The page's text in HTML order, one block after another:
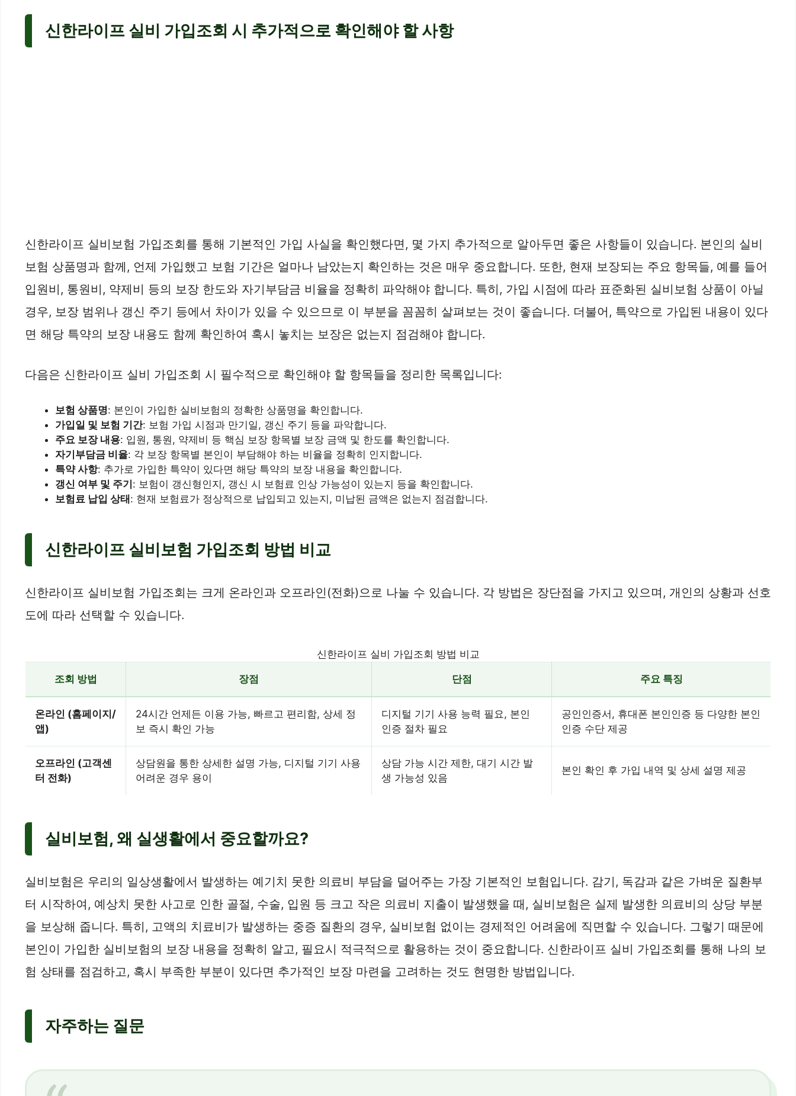
신한라이프 실비 가입조회 시 추가적으로 확인해야 할 사항
신한라이프 실비보험 가입조회를 통해 기본적인 가입 사실을 확인했다면, 몇 가지 추가적으로 알아두면 좋은 사항들이 있습니다. 본인의 실비
보험 상품명과 함께, 언제 가입했고 보험 기간은 얼마나 남았는지 확인하는 것은 매우 중요합니다. 또한, 현재 보장되는 주요 항목들, 예를 들어
입원비, 통원비, 약제비 등의 보장 한도와 자기부담금 비율을 정확히 파악해야 합니다. 특히, 가입 시점에 따라 표준화된 실비보험 상품이 아닐
경우, 보장 범위나 갱신 주기 등에서 차이가 있을 수 있으므로 이 부분을 꼼꼼히 살펴보는 것이 좋습니다. 더불어, 특약으로 가입된 내용이 있다
면 해당 특약의 보장 내용도 함께 확인하여 혹시 놓치는 보장은 없는지 점검해야 합니다.
다음은 신한라이프 실비 가입조회 시 필수적으로 확인해야 할 항목들을 정리한 목록입니다:
보험 상품명: 본인이 가입한 실비보험의 정확한 상품명을 확인합니다.
가입일 및 보험 기간: 보험 가입 시점과 만기일, 갱신 주기 등을 파악합니다.
주요 보장 내용: 입원, 통원, 약제비 등 핵심 보장 항목별 보장 금액 및 한도를 확인합니다.
자기부담금 비율: 각 보장 항목별 본인이 부담해야 하는 비율을 정확히 인지합니다.
특약 사항: 추가로 가입한 특약이 있다면 해당 특약의 보장 내용을 확인합니다.
갱신 여부 및 주기 : 보험이 갱신형인지, 갱신 시 보험료 인상 가능성이 있는지 등을 확인합니다.
보험료 납입 상태 : 현재 보험료가 정상적으로 납입되고 있는지, 미납된 금액은 없는지 점검합니다.
신한라이프 실비보험 가입조회 방법 비교
신한라이프 실비보험 가입조회는 크게 온라인과 오프라인(전화)으로 나눌 수 있습니다. 각 방법은 장단점을 가지고 있으며, 개인의 상황과 선호
도에 따라 선택할 수 있습니다.
신한라이프 실비 가입조회 방법 비교
조회 방법 장점 단점 주요 특징
온라인 (홈페이지/
앱)
24시간 언제든 이용 가능, 빠르고 편리함, 상세 정
보 즉시 확인 가능
디지털 기기 사용 능력 필요, 본인
인증 절차 필요
공인인증서, 휴대폰 본인인증 등 다양한 본인
인증 수단 제공
오프라인 (고객센
터 전화)
상담원을 통한 상세한 설명 가능, 디지털 기기 사용
어려운 경우 용이
상담 가능 시간 제한, 대기 시간 발
생 가능성 있음
본인 확인 후 가입 내역 및 상세 설명 제공
실비보험, 왜 실생활에서 중요할까요?
실비보험은 우리의 일상생활에서 발생하는 예기치 못한 의료비 부담을 덜어주는 가장 기본적인 보험입니다. 감기, 독감과 같은 가벼운 질환부
터 시작하여, 예상치 못한 사고로 인한 골절, 수술, 입원 등 크고 작은 의료비 지출이 발생했을 때, 실비보험은 실제 발생한 의료비의 상당 부분
을 보상해 줍니다. 특히, 고액의 치료비가 발생하는 중증 질환의 경우, 실비보험 없이는 경제적인 어려움에 직면할 수 있습니다. 그렇기 때문에
본인이 가입한 실비보험의 보장 내용을 정확히 알고, 필요시 적극적으로 활용하는 것이 중요합니다. 신한라이프 실비 가입조회를 통해 나의 보
험 상태를 점검하고, 혹시 부족한 부분이 있다면 추가적인 보장 마련을 고려하는 것도 현명한 방법입니다.
자주하는 질문